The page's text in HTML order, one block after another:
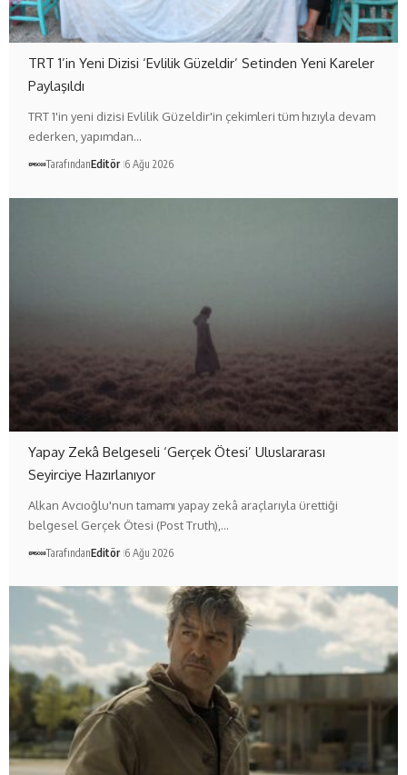
TRT 1’in Yeni Dizisi ‘Evlilik Güzeldir’ Setinden Yeni Kareler
Paylaşıldı
TRT 1'in yeni dizisi Evlilik Güzeldir'in çekimleri tüm hızıyla devam
ederken, yapımdan…
TarafındanEditör 6 Ağu 2026
Yapay Zekâ Belgeseli ‘Gerçek Ötesi’ Uluslararası
Seyirciye Hazırlanıyor
Alkan Avcıoğlu'nun tamamı yapay zekâ araçlarıyla ürettiği
belgesel Gerçek Ötesi (Post Truth),…
TarafındanEditör 6 Ağu 2026